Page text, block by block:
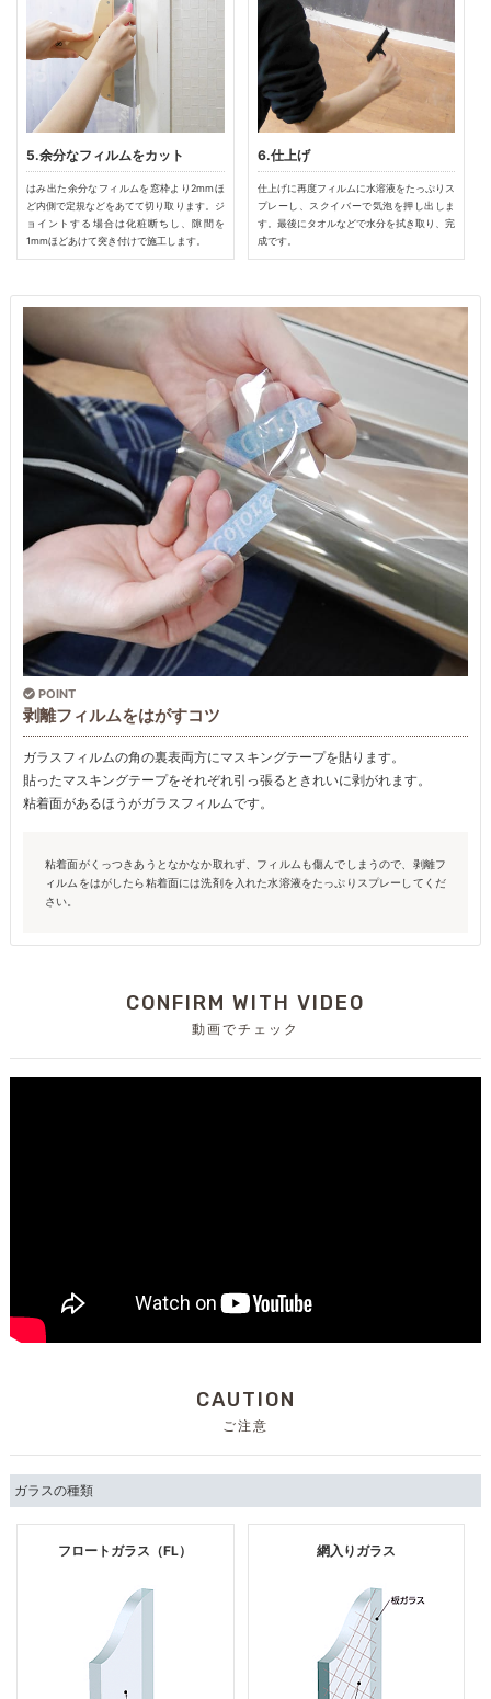
5.余分なフィルムをカット
はみ出た余分なフィルムを窓枠より2mmほ
ど内側で定規などをあてて切り取ります。ジ
ョイントする場合は化粧断ちし、隙間を
1mmほどあけて突き付けで施工します。
6.仕上げ
仕上げに再度フィルムに水溶液をたっぷりス
プレーし、スクイバーで気泡を押し出しま
す。最後にタオルなどで水分を拭き取り、完
成です。
POINT
剥離フィルムをはがすコツ
ガラスフィルムの角の裏表両方にマスキングテープを貼ります。
貼ったマスキングテープをそれぞれ引っ張るときれいに剥がれます。
粘着面があるほうがガラスフィルムです。
粘着面がくっつきあうとなかなか取れず、フィルムも傷んでしまうので、剥離フ
ィルムをはがしたら粘着面には洗剤を入れた水溶液をたっぷりスプレーしてくだ
さい。
CONFIRM WITH VIDEO
動画でチェック
CAUTION
ご注意
ガラスの種類
フロートガラス（FL） 網入りガラス